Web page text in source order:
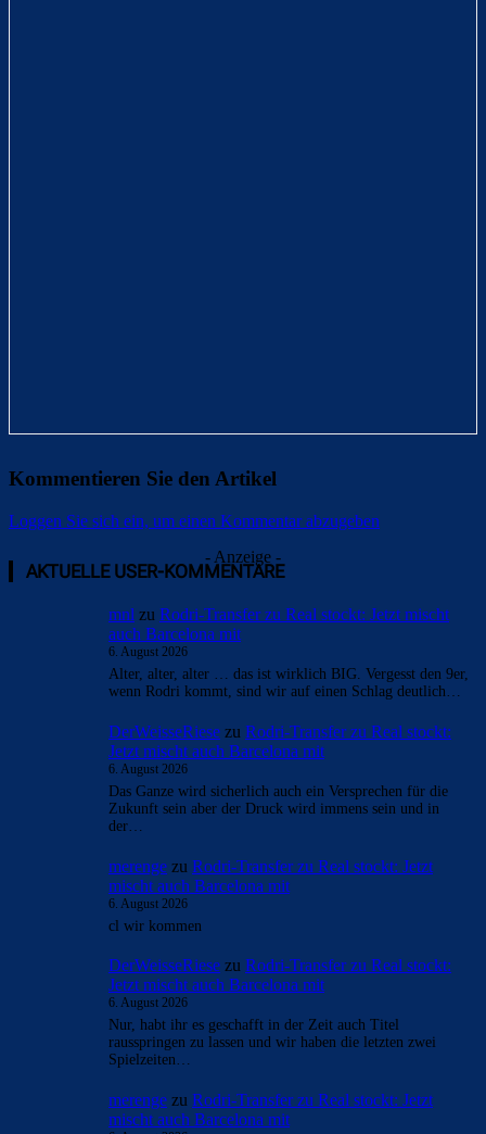
Kommentieren Sie den Artikel
Loggen Sie sich ein, um einen Kommentar abzugeben
- Anzeige -
AKTUELLE USER-KOMMENTARE
auch Barcelona mit
6. August 2026